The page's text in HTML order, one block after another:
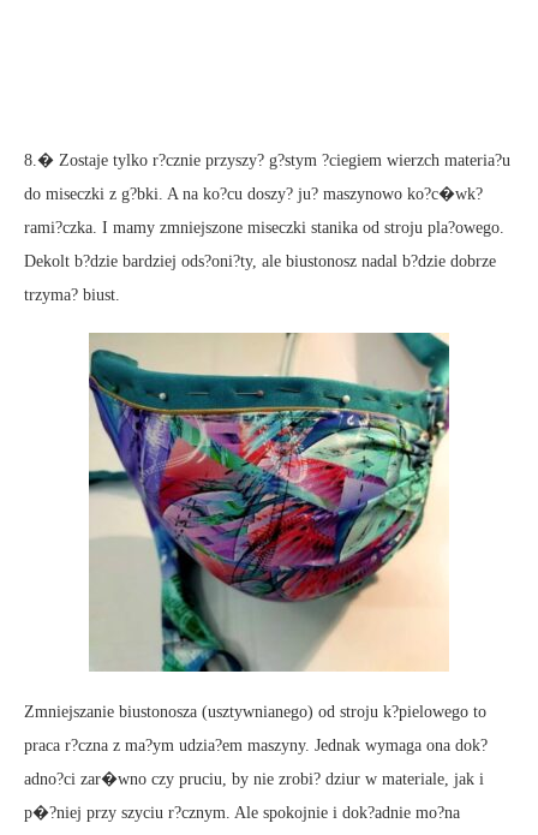
8.� Zostaje tylko r?cznie przyszy? g?stym ?ciegiem wierzch materia?u
do miseczki z g?bki. A na ko?cu doszy? ju? maszynowo ko?c�wk?
rami?czka. I mamy zmniejszone miseczki stanika od stroju pla?owego.
Dekolt b?dzie bardziej ods?oni?ty, ale biustonosz nadal b?dzie dobrze
trzyma? biust.
Zmniejszanie biustonosza (usztywnianego) od stroju k?pielowego to
praca r?czna z ma?ym udzia?em maszyny. Jednak wymaga ona dok?
adno?ci zar�wno czy pruciu, by nie zrobi? dziur w materiale, jak i
p�?niej przy szyciu r?cznym. Ale spokojnie i dok?adnie mo?na